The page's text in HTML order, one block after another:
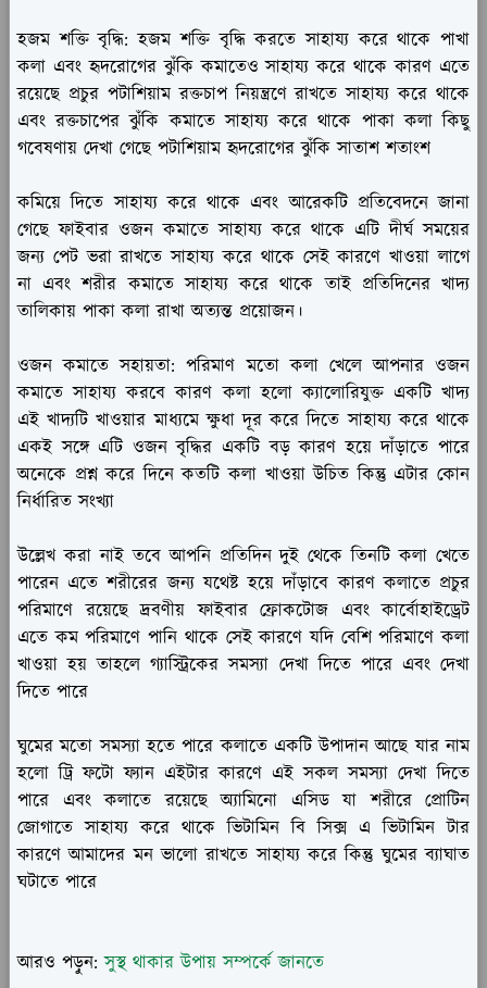
হজম শক্তি বৃদ্ধি: হজম শক্তি বৃদ্ধি করতে সাহায্য করে থাকে পাখা
কলা এবং হৃদরোগের ঝুঁকি কমাতেও সাহায্য করে থাকে কারণ এতে
রয়েছে প্রচুর পটাশিয়াম রক্তচাপ নিয়ন্ত্রণে রাখতে সাহায্য করে থাকে
এবং রক্তচাপের ঝুঁকি কমাতে সাহায্য করে থাকে পাকা কলা কিছু
গবেষণায় দেখা গেছে পটাশিয়াম হৃদরোগের ঝুঁকি সাতাশ শতাংশ
কমিয়ে দিতে সাহায্য করে থাকে এবং আরেকটি প্রতিবেদনে জানা
গেছে ফাইবার ওজন কমাতে সাহায্য করে থাকে এটি দীর্ঘ সময়ের
জন্য পেট ভরা রাখতে সাহায্য করে থাকে সেই কারণে খাওয়া লাগে
না এবং শরীর কমাতে সাহায্য করে থাকে তাই প্রতিদিনের খাদ্য
তালিকায় পাকা কলা রাখা অত্যন্ত প্রয়োজন।
ওজন কমাতে সহায়তা: পরিমাণ মতো কলা খেলে আপনার ওজন
কমাতে সাহায্য করবে কারণ কলা হলো ক্যালোরিযুক্ত একটি খাদ্য
এই খাদ্যটি খাওয়ার মাধ্যমে ক্ষুধা দূর করে দিতে সাহায্য করে থাকে
একই সঙ্গে এটি ওজন বৃদ্ধির একটি বড় কারণ হয়ে দাঁড়াতে পারে
অনেকে প্রশ্ন করে দিনে কতটি কলা খাওয়া উচিত কিন্তু এটার কোন
নির্ধারিত সংখ্যা
উল্লেখ করা নাই তবে আপনি প্রতিদিন দুই থেকে তিনটি কলা খেতে
পারেন এতে শরীরের জন্য যথেষ্ট হয়ে দাঁড়াবে কারণ কলাতে প্রচুর
পরিমাণে রয়েছে দ্রবণীয় ফাইবার ফ্রোকটোজ এবং কার্বোহাইড্রেট
এতে কম পরিমাণে পানি থাকে সেই কারণে যদি বেশি পরিমাণে কলা
খাওয়া হয় তাহলে গ্যাস্ট্রিকের সমস্যা দেখা দিতে পারে এবং দেখা
দিতে পারে
ঘুমের মতো সমস্যা হতে পারে কলাতে একটি উপাদান আছে যার নাম
হলো ট্রি ফটো ফ্যান এইটার কারণে এই সকল সমস্যা দেখা দিতে
পারে এবং কলাতে রয়েছে অ্যামিনো এসিড যা শরীরে প্রোটিন
জোগাতে সাহায্য করে থাকে ভিটামিন বি সিক্স এ ভিটামিন টার
কারণে আমাদের মন ভালো রাখতে সাহায্য করে কিন্তু ঘুমের ব্যাঘাত
ঘটাতে পারে
আরও পড়ুন:সুস্থ থাকার উপায় সম্পর্কে জানতে